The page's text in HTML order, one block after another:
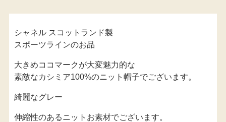
シャネル スコットランド製
スポーツラインのお品
大きめココマークが大変魅力的な
素敵なカシミア100%のニット帽子でございます。
綺麗なグレー
伸縮性のあるニットお素材でございます。
スタッフブログ
プライバシーポリシー